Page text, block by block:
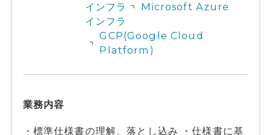
インフラ
Microsoft Azure
インフラ
GCP(Google Cloud
Platform)
業務内容
・標準仕様書の理解、落とし込み ・仕様書に基